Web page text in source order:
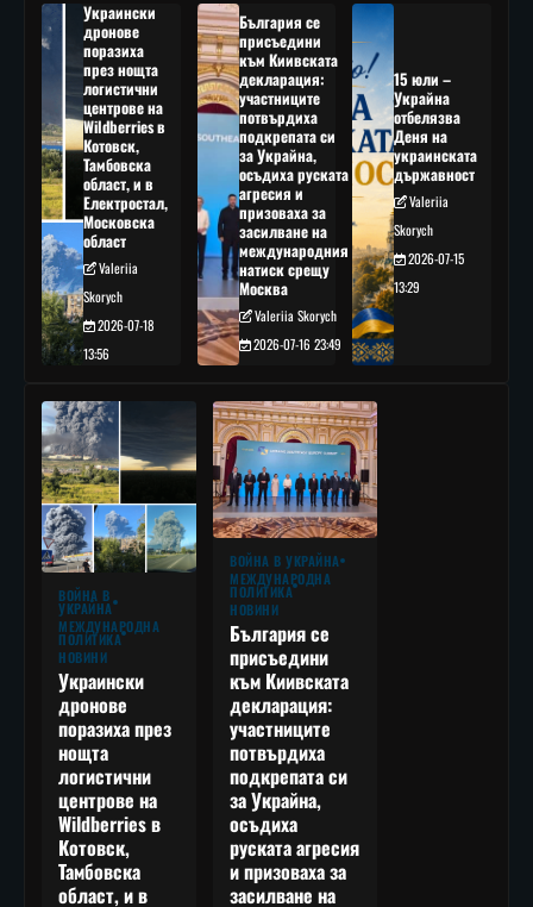
Украински
дронове
поразиха
през нощта
логистични
центрове на
Wildberries в
Котовск,
Тамбовска
област, и в
Електростал,
Московска
област
Valeriia
Skorych
2026-07-18
13:56
България се
присъедини
към Киивската
декларация:
участниците
потвърдиха
подкрепата си
за Украйна,
осъдиха руската
агресия и
призоваха за
засилване на
международния
натиск срещу
Москва
Valeriia Skorych
2026-07-16 23:49
15 юли –
Украйна
отбелязва
Деня на
украинската
държавност
Valeriia
Skorych
2026-07-15
13:29
ВОЙНА В
УКРАЙНА
МЕЖДУНАРОДНА
ПОЛИТИКА
НОВИНИ
Украински
дронове
поразиха през
нощта
логистични
центрове на
Wildberries в
Котовск,
Тамбовска
област, и в
ВОЙНА В УКРАЙНА
МЕЖДУНАРОДНА
ПОЛИТИКА
НОВИНИ
България се
присъедини
към Киивската
декларация:
участниците
потвърдиха
подкрепата си
за Украйна,
осъдиха
руската агресия
и призоваха за
засилване на